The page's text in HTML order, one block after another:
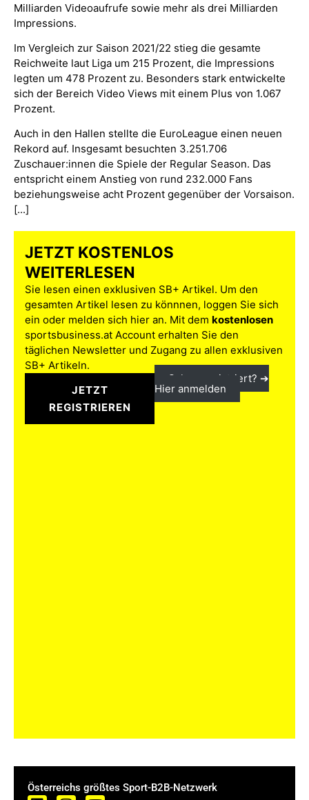
Milliarden Videoaufrufe sowie mehr als drei Milliarden
Impressions.
Im Vergleich zur Saison 2021/22 stieg die gesamte
Reichweite laut Liga um 215 Prozent, die Impressions
legten um 478 Prozent zu. Besonders stark entwickelte
sich der Bereich Video Views mit einem Plus von 1.067
Prozent.
Auch in den Hallen stellte die EuroLeague einen neuen
Rekord auf. Insgesamt besuchten 3.251.706
Zuschauer:innen die Spiele der Regular Season. Das
entspricht einem Anstieg von rund 232.000 Fans
beziehungsweise acht Prozent gegenüber der Vorsaison.
[...]
JETZT KOSTENLOS
WEITERLESEN
Sie lesen einen exklusiven SB+ Artikel. Um den
gesamten Artikel lesen zu könnnen, loggen Sie sich
ein oder melden sich hier an. Mit dem kostenlosen
sportsbusiness.at Account erhalten Sie den
täglichen Newsletter und Zugang zu allen exklusiven
SB+ Artikeln.
JETZT
REGISTRIEREN
Schon registriert? ➔
Hier anmelden
Österreichs größtes Sport-B2B-Netzwerk